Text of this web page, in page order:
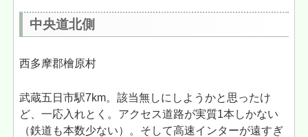
中央道北側
西多摩郡檜原村
武蔵五日市駅7km。該当無しにしようかと思ったけ
ど、一応入れとく。アクセス道路が実質1本しかない
（鉄道も本数少ない）。そして高速インターが遠すぎ